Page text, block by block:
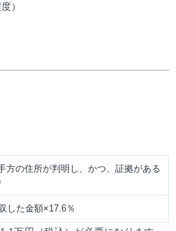
）
方の住所が判明し、かつ、証拠がある
した金額×17.6％